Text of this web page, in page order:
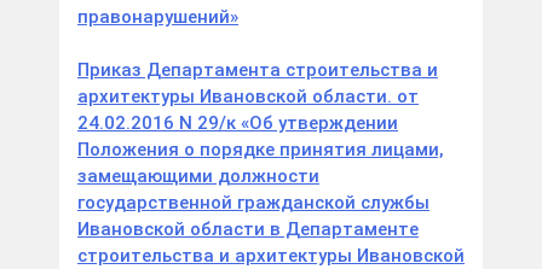
правонарушений»
Приказ Департамента строительства и
архитектуры Ивановской области. от
24.02.2016 N 29/к «Об утверждении
Положения о порядке принятия лицами,
замещающими должности
государственной гражданской службы
Ивановской области в Департаменте
строительства и архитектуры Ивановской